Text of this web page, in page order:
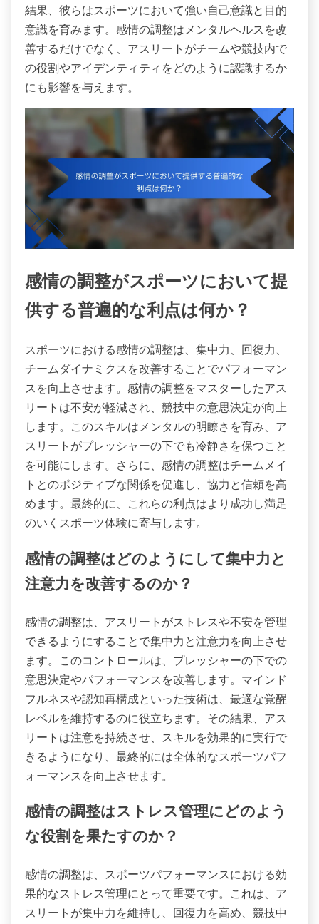
結果、彼らはスポーツにおいて強い自己意識と目的
意識を育みます。感情の調整はメンタルヘルスを改
善するだけでなく、アスリートがチームや競技内で
の役割やアイデンティティをどのように認識するか
にも影響を与えます。
感情の調整がスポーツにおいて提
供する普遍的な利点は何か？
スポーツにおける感情の調整は、集中力、回復力、
チームダイナミクスを改善することでパフォーマン
スを向上させます。感情の調整をマスターしたアス
リートは不安が軽減され、競技中の意思決定が向上
します。このスキルはメンタルの明瞭さを育み、ア
スリートがプレッシャーの下でも冷静さを保つこと
を可能にします。さらに、感情の調整はチームメイ
トとのポジティブな関係を促進し、協力と信頼を高
めます。最終的に、これらの利点はより成功し満足
のいくスポーツ体験に寄与します。
感情の調整はどのようにして集中力と
注意力を改善するのか？
感情の調整は、アスリートがストレスや不安を管理
できるようにすることで集中力と注意力を向上させ
ます。このコントロールは、プレッシャーの下での
意思決定やパフォーマンスを改善します。マインド
フルネスや認知再構成といった技術は、最適な覚醒
レベルを維持するのに役立ちます。その結果、アス
リートは注意を持続させ、スキルを効果的に実行で
きるようになり、最終的には全体的なスポーツパフ
ォーマンスを向上させます。
感情の調整はストレス管理にどのよう
な役割を果たすのか？
感情の調整は、スポーツパフォーマンスにおける効
果的なストレス管理にとって重要です。これは、ア
スリートが集中力を維持し、回復力を高め、競技中